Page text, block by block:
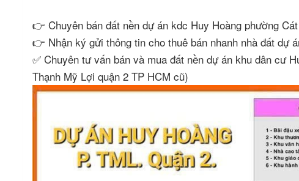
👉 Chuyên bán đất nền dự án kdc Huy Hoàng phường
👉 Nhận ký gửi thông tin cho thuê bán nhanh nhà đất dự
✅ Chuyên tư vấn bán và mua đất nền dự án khu dân cư
Thạnh Mỹ Lợi quận 2 TP HCM cũ)